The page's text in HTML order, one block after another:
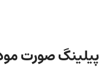
پیلینگ صورت مودو با